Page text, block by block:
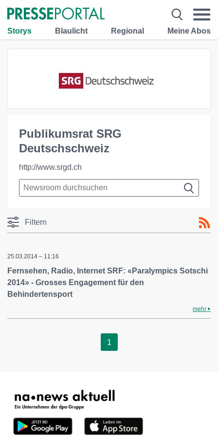
Storys Blaulicht Regional Meine Abos
Publikumsrat SRG
Deutschschweiz
http://www.srgd.ch
Filtern
25.03.2014 – 11:16
Fernsehen, Radio, Internet SRF: «Paralympics Sotschi
2014» - Grosses Engagement für den
Behindertensport
mehr
1